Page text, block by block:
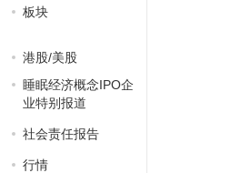
板块
港股/美股
睡眠经济概念IPO企
业特别报道
社会责任报告
行情